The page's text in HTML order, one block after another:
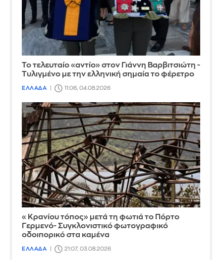
Το τελευταίο «αντίο» στον Γιάννη Βαρβιτσιώτη -
Τυλιγμένο με την ελληνική σημαία το φέρετρο
ΕΛΛΑΔΑ 11:06, 04.08.2026
«Κρανίου τόπος» μετά τη φωτιά το Πόρτο
Γερμενό- Συγκλονιστικό φωτογραφικό
οδοιπορικό στα καμένα
ΕΛΛΑΔΑ 21:07, 03.08.2026